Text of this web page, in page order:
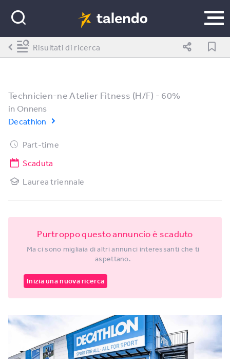
Technicien-ne Atelier Fitness (H/F) - 60%
in Onnens
Decathlon
Part-time
Scaduta
Laurea triennale
Purtroppo questo annuncio è scaduto
Ma ci sono migliaia di altri annunci interessanti che ti
aspettano.
Inizia una nuova ricerca
Risultati di ricerca